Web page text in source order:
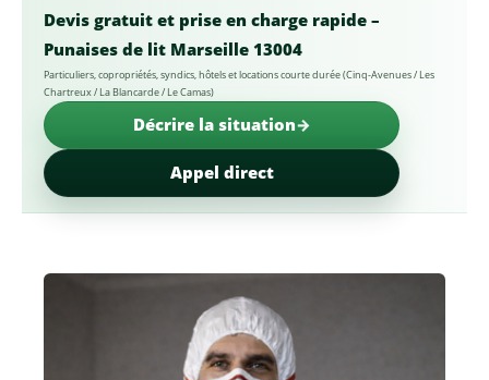
Devis gratuit et prise en charge rapide –
Punaises de lit Marseille 13004
Particuliers, copropriétés, syndics, hôtels et locations courte durée (Cinq-Avenues / Les
Chartreux / La Blancarde / Le Camas)
Décrire la situation
Appel direct